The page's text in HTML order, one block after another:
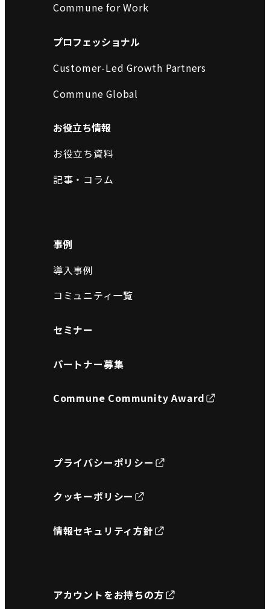
Commune for Work
プロフェッショナル
Customer-Led Growth Partners
Commune Global
お役立ち情報
お役立ち資料
記事・コラム
事例
導入事例
コミュニティ一覧
セミナー
パートナー募集
Commune Community Award
プライバシーポリシー
クッキーポリシー
情報セキュリティ方針
アカウントをお持ちの方